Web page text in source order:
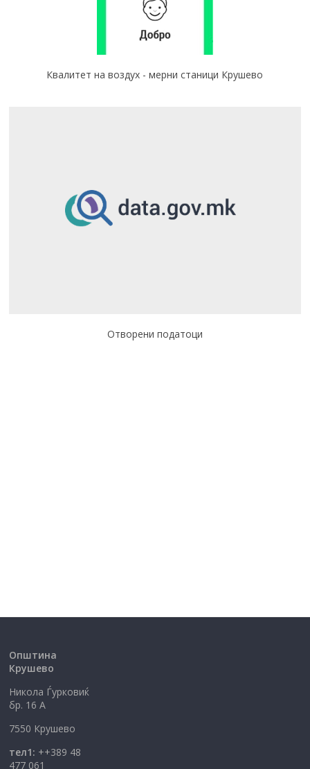
Квалитет на воздух - мерни станици Крушево
Отворени податоци
Општина
Крушево
Никола Ѓурковиќ
бр. 16 А
7550 Крушево
тел1: ++389 48
477 061